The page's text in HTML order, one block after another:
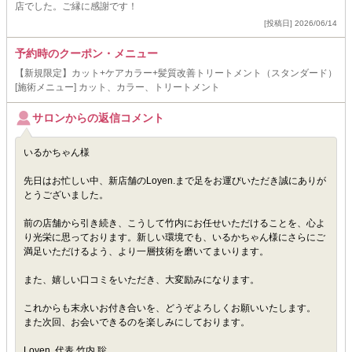
店でした。ご縁に感謝です！
[投稿日] 2026/06/14
予約時のクーポン・メニュー
【新規限定】カット+ケアカラー+髪質改善トリートメント（スタンダード）
[施術メニュー] カット、カラー、トリートメント
サロンからの返信コメント
いるかちゃん様
先日はお忙しい中、新店舗のLoyen.まで足をお運びいただき誠にありが
とうございました。
前の店舗から引き続き、こうして竹内にお任せいただけることを、心よ
り光栄に思っております。新しい環境でも、いるかちゃん様にさらにご
満足いただけるよう、より一層技術を磨いてまいります。
また、嬉しい口コミをいただき、大変励みになります。
これからも末永いお付き合いを、どうぞよろしくお願いいたします。
また次回、お会いできるのを楽しみにしております。